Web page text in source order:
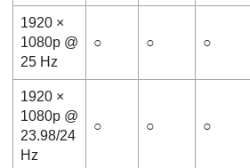
1920 ×
1080p @
25 Hz
○ ○ ○
1920 ×
1080p @
23.98/24
Hz
○ ○ ○